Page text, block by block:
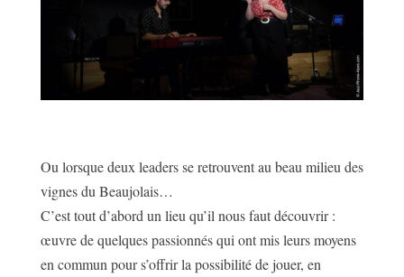
Ou lorsque deux leaders se retrouvent au beau milieu des
vignes du Beaujolais…
C’est tout d’abord un lieu qu’il nous faut découvrir :
œuvre de quelques passionnés qui ont mis leurs moyens
en commun pour s’offrir la possibilité de jouer, en